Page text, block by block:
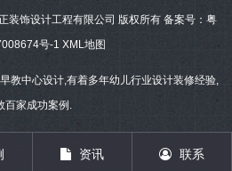
装饰设计工程有限公司 版权所有 备案号： 粤
号-1 XML地图
教中心设计,有着多年幼儿行业设计装修经验,
百家成功案例.
资讯 联系